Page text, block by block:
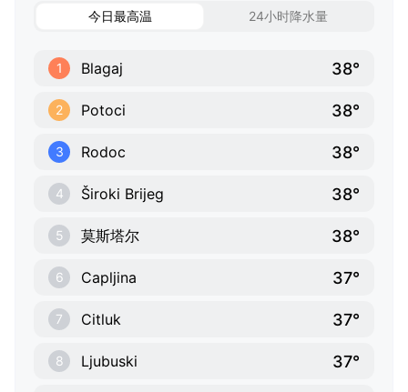
今日最高温 24小时降水量
1 Blagaj 38°
2 Potoci 38°
3 Rodoc 38°
4 Široki Brijeg 38°
5 莫斯塔尔 38°
6 Capljina 37°
7 Citluk 37°
8 Ljubuski 37°